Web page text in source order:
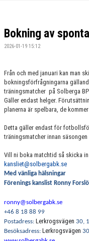
DOKUMENT
BILDGALLERI
ÅRSHJUL
Bokning av
2026-01-19 15:12
Från och med januari kan man
bokningsförfrågningarna
träningsmatcher på Solberga
Gäller endast helger.
planerna är spelbara, de
Detta gäller endast för
träningsmatcher innan
Vill ni boka matchtid så skicka
kansliet@solbergabk.se
Med vänliga hälsningar
Förenings kanslist Ronny
ronny@solbergabk.se
+46 8 18 88 99
Postadress: Lerkrogsvägen 30,
Besöksadress: Lerkrogsvägen